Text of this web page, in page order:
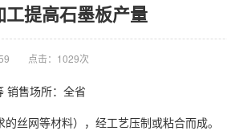
提高石墨板产量
点击：1029次
销售场所：全省
丝网等材料），经工艺压制或粘合而成。